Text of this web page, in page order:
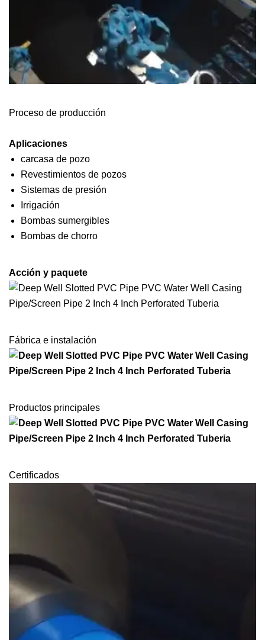
Proceso de producción
Aplicaciones
carcasa de pozo
Revestimientos de pozos
Sistemas de presión
Irrigación
Bombas sumergibles
Bombas de chorro
Acción y paquete
Fábrica e instalación
Productos principales
Certificados